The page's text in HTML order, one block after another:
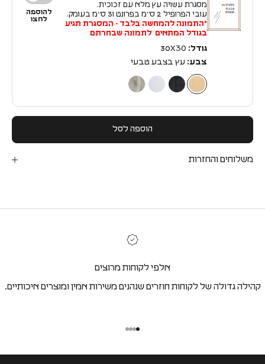
מסגרת עשויה עץ מלא עם זכוכית.
עובי הפרופיל 2 ס״מ בפרונט ו3 ס״מ בעומק.
*התמונה להמחשה בלבד - המסגרת תגיע
בגודל המתאים לתמונה שבחרתם
גודל: 30X30
צבע: עץ בצבע טבעי
עץ בצבע טבעי
עץ בצבע שחור
עץ בצבע לבן
עץ בצבע כסף
להוספה
לחצו
הוספה לסל
משלוחים והחזרות
אלפי לקוחות מרוצים
קהילה גדולה של לקוחות חוזרים שנהנים משירות אמין ומוצרים איכותיים.